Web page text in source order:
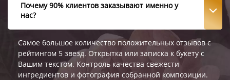
Почему 90% клиентов заказывают именно у
нас?
Самое большое количество положительных отзывов с
рейтингом 5 звезд. Открытка или записка к букету с
Вашим текстом. Контроль качества свежести
ингредиентов и фотография собранной композиции.